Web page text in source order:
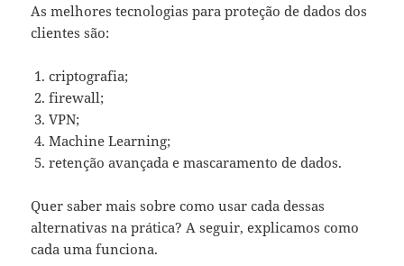
As melhores tecnologias para proteção de dados dos
clientes são:
criptografia;
firewall;
VPN;
Machine Learning;
retenção avançada e mascaramento de dados.
Quer saber mais sobre como usar cada dessas
alternativas na prática? A seguir, explicamos como
cada uma funciona.